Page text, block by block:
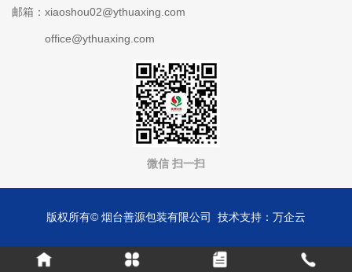
邮箱：xiaoshou02@ythuaxing.com
office@ythuaxing.com
微信 扫一扫
版权所有© 烟台善源包装有限公司 技术支持：万企云